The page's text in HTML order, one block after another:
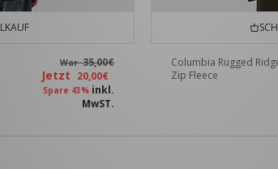
War35,00€
Jetzt 20,00€
Spare 43% inkl.
MwST.
Columbia Rugged
Zip Fleece